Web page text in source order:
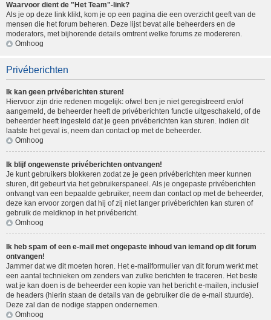
Waarvoor dient de "Het Team"-link?
Als je op deze link klikt, kom je op een pagina die een overzicht geeft van de
mensen die het forum beheren. Deze lijst bevat alle beheerders en de
moderators, met bijhorende details omtrent welke forums ze modereren.
Omhoog
Privéberichten
Ik kan geen privéberichten sturen!
Hiervoor zijn drie redenen mogelijk: ofwel ben je niet geregistreerd en/of
aangemeld, de beheerder heeft de privéberichten functie uitgeschakeld, of de
beheerder heeft ingesteld dat je geen privéberichten kan sturen. Indien dit
laatste het geval is, neem dan contact op met de beheerder.
Omhoog
Ik blijf ongewenste privéberichten ontvangen!
Je kunt gebruikers blokkeren zodat ze je geen privéberichten meer kunnen
sturen, dit gebeurt via het gebruikerspaneel. Als je ongepaste privéberichten
ontvangt van een bepaalde gebruiker, neem dan contact op met de beheerder,
deze kan ervoor zorgen dat hij of zij niet langer privéberichten kan sturen of
gebruik de meldknop in het privébericht.
Omhoog
Ik heb spam of een e-mail met ongepaste inhoud van iemand op dit forum
ontvangen!
Jammer dat we dit moeten horen. Het e-mailformulier van dit forum werkt met
een aantal technieken om zenders van zulke berichten te traceren. Het beste
wat je kan doen is de beheerder een kopie van het bericht e-mailen, inclusief
de headers (hierin staan de details van de gebruiker die de e-mail stuurde).
Deze zal dan de nodige stappen ondernemen.
Omhoog